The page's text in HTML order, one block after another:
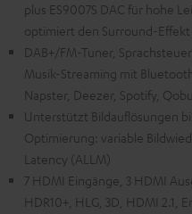
plus ES9007S DAC für hohe
optimiert den Surround-
DAB+/FM-Tuner,
Musik-Streaming mit
Napster, Deezer, Spotify,
Unterstützt Bildauflösungen
Optimierung: variable
Latency (ALLM)
7 HDMI Eingänge, 3 HDMI
HDR10+, HLG, 3D, HDMI 2.1,